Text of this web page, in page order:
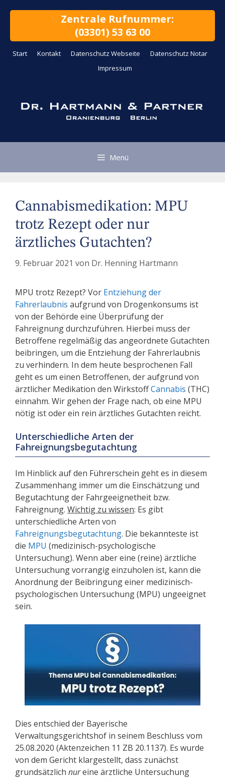
Zentrale Rufnummer:
(03301) 53 63 00
Start Kontakt Datenschutz Webseite
Datenschutz Notar
Impressum
Menü
Cannabismedikation: MPU
trotz Rezept oder nur
ärztliches Gutachten?
9. Februar 2021 von Dr. Henning Hartmann
MPU trotz Rezept? Vor Entziehung der
Fahrerlaubnis aufgrund von Drogenkonsums ist
von der Behörde eine Überprüfung der
Fahreignung durchzuführen. Hierbei muss der
Betroffene regelmäßig das angeordnete Gutachten
beibringen, um die Entziehung der Fahrerlaubnis
zu verhindern. In dem heute besprochenen Fall
geht es um einen Betroffenen, der aufgrund von
ärztlicher Medikation den WirkstoffCannabis (THC)
einnahm. Wir gehen der Frage nach, ob eine MPU
nötig ist oder ein rein ärztliches Gutachten reicht.
Unterschiedliche Arten der
Fahreignungsbegutachtung
Im Hinblick auf den Führerschein geht es in diesem
Zusammenhang immer um die Einschätzung und
Begutachtung der Fahrgeeignetheit bzw.
Fahreignung. Wichtig zu wissen: Es gibt
unterschiedliche Arten von
Fahreignungsbegutachtung. Die bekannteste ist
die MPU (medizinisch-psychologische
Untersuchung). Wenn aber eine (reine) ärztliche
Untersuchung vorrangig einzuholen ist, kann die
Anordnung der Beibringung einer medizinisch-
psychologischen Untersuchung (MPU) ungeeignet
sein.
Dies entschied der Bayerische
Verwaltungsgerichtshof in seinem Beschluss vom
25.08.2020 (Aktenzeichen 11 ZB 20.1137). Es wurde
von dem Gericht klargestellt, dass zunächst
grundsätzlich nureine ärztliche Untersuchung